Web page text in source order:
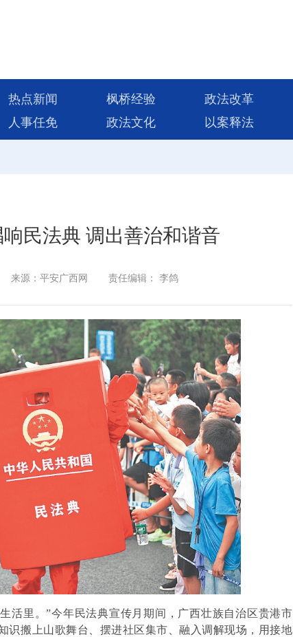
热点新闻 枫桥经验 政法改革
人事任免 政法文化 以案释法
民法典 调出善治和谐音
来源：平安广西网 责任编辑： 李鸽
活里。”今年民法典宣传月期间，广西壮族自治区贵港市
识搬上山歌舞台、摆进社区集市、融入调解现场，用接地